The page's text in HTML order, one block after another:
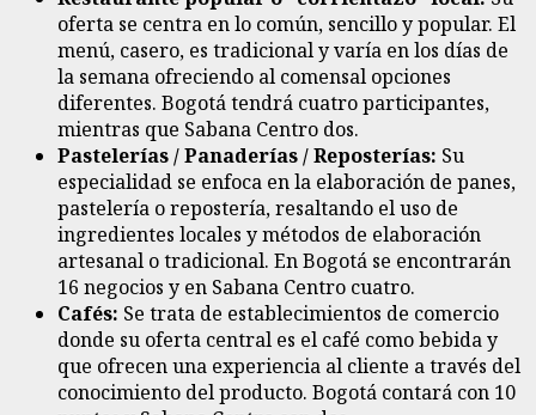
oferta se centra en lo común, sencillo y popular. El
menú, casero, es tradicional y varía en los días de
la semana ofreciendo al comensal opciones
diferentes. Bogotá tendrá cuatro participantes,
mientras que Sabana Centro dos.
Pastelerías / Panaderías / Reposterías: Su
especialidad se enfoca en la elaboración de panes,
pastelería o repostería, resaltando el uso de
ingredientes locales y métodos de elaboración
artesanal o tradicional. En Bogotá se encontrarán
16 negocios y en Sabana Centro cuatro.
Cafés: Se trata de establecimientos de comercio
donde su oferta central es el café como bebida y
que ofrecen una experiencia al cliente a través del
conocimiento del producto. Bogotá contará con 10